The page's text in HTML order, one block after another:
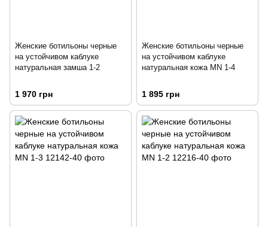
Женские ботильоны черные
на устойчивом каблуке
натуральная замша 1-2
1 970 грн
Женские ботильоны черные
на устойчивом каблуке
натуральная кожа MN 1-4
1 895 грн